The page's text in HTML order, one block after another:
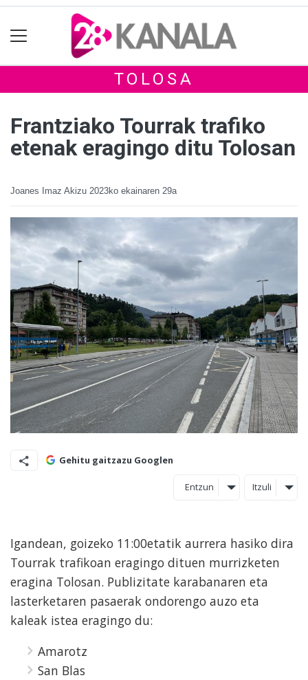
TOLOSA
Frantziako Tourrak trafiko
etenak eragingo ditu Tolosan
Joanes Imaz Akizu 2023ko ekainaren 29a
Gehitu gaitzazu Googlen
Entzun Itzuli
Igandean, goizeko 11:00etatik aurrera hasiko dira
Tourrak trafikoan eragingo dituen murrizketen
eragina Tolosan. Publizitate karabanaren eta
lasterketaren pasaerak ondorengo auzo eta
kaleak istea eragingo du:
Amarotz
San Blas